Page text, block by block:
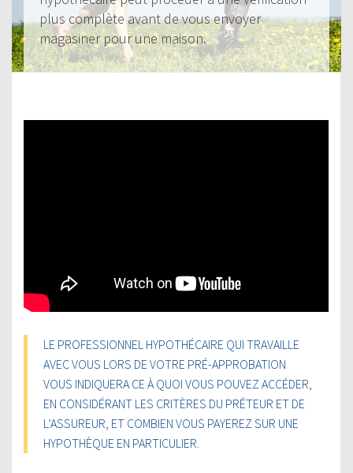
plus complète avant de vous envoyer
magasiner pour une maison.
LE PROFESSIONNEL HYPOTHÉCAIRE QUI TRAVAILLE
AVEC VOUS LORS DE VOTRE PRÉ-APPROBATION
VOUS INDIQUERA CE À QUOI VOUS POUVEZ ACCÉDER,
EN CONSIDÉRANT LES CRITÈRES DU PRÊTEUR ET DE
L’ASSUREUR, ET COMBIEN VOUS PAYEREZ SUR UNE
HYPOTHÈQUE EN PARTICULIER.